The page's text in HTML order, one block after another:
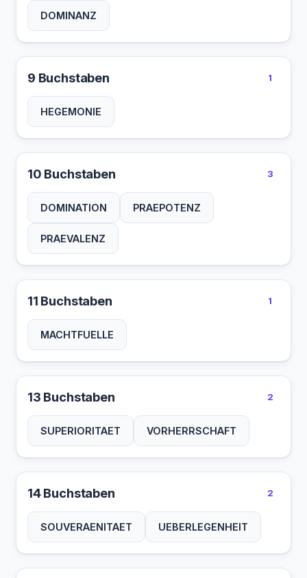
DOMINANZ
9 Buchstaben 1
HEGEMONIE
10 Buchstaben 3
DOMINATION PRAEPOTENZ
PRAEVALENZ
11 Buchstaben 1
MACHTFUELLE
13 Buchstaben 2
SUPERIORITAET VORHERRSCHAFT
14 Buchstaben 2
SOUVERAENITAET UEBERLEGENHEIT